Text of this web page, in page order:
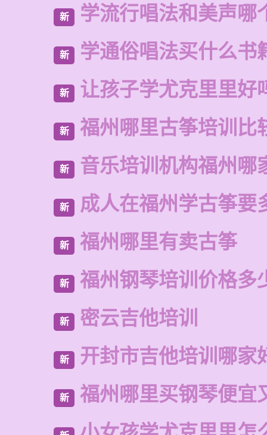
新 学流行唱法和美声哪
新 学通俗唱法买什么书
新 让孩子学尤克里里好
新 福州哪里古筝培训比
新 音乐培训机构福州哪
新 成人在福州学古筝要
新 福州哪里有卖古筝
新 福州钢琴培训价格多
新 密云吉他培训
新 开封市吉他培训哪家
新 福州哪里买钢琴便宜